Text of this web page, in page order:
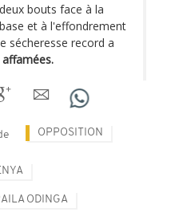
bouts face à la
et à l'effondrement
sécheresse record a
OPPOSITION
ODINGA